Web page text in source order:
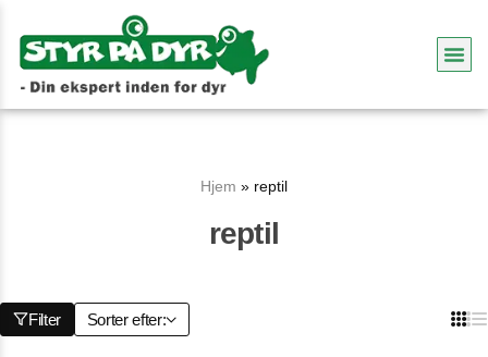
Hjem » reptil
reptil
Filter Sorter efter: